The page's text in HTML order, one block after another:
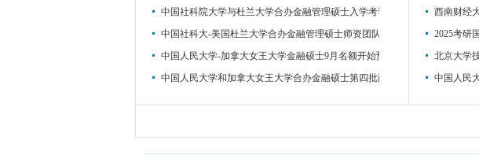
中国社科院大学与杜兰大学合办金融管理硕士入学考试专业课参考书
中国社科大-美国杜兰大学合办金融管理硕士师资团队
中国人民大学-加拿大女王大学金融硕士9月名额开始预约！
中国人民大学和加拿大女王大学合办金融硕士第四批面试时间
西南财经
2025考研
北京大学
中国人民